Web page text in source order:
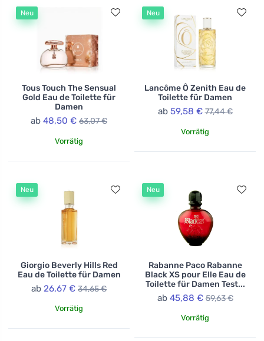
Neu
Tous Touch The Sensual
Gold Eau de Toilette für
Damen
ab 48,50 € 63,07 €
Vorrätig
Neu
Lancôme Ô Zenith Eau de
Toilette für Damen
ab 59,58 € 77,44 €
Vorrätig
Neu
Giorgio Beverly Hills Red
Eau de Toilette für Damen
ab 26,67 € 34,65 €
Vorrätig
Neu
Rabanne Paco Rabanne
Black XS pour Elle Eau de
Toilette für Damen Test...
ab 45,88 € 59,63 €
Vorrätig